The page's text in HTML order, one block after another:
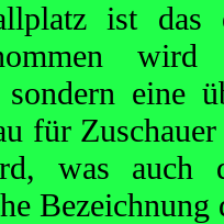
ist das
sondern eine
für
was auch